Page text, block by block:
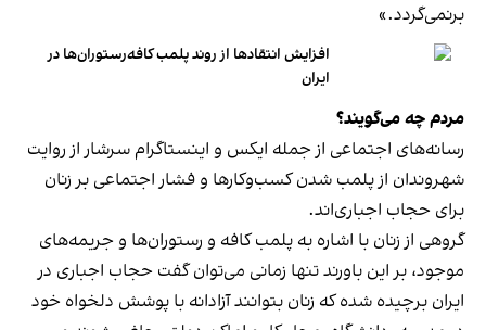
برنمی‎‌گردد.»
افزایش انتقادها از روند پلمب کافه‌رستوران‌ها در
ایران
مردم چه می‌گویند؟
رسانه‎‌های اجتماعی از جمله ایکس و اینستاگرام سرشار از روایت
شهروندان از پلمب شدن کسب‌وکارها و فشار اجتماعی بر زنان
برای حجاب اجباری‌اند.
گروهی از زنان با اشاره به پلمب کافه و رستوران‌ها و جریمه‌های
موجود، بر این باورند تنها زمانی می‌توان گفت حجاب اجباری در
ایران برچیده شده که زنان بتوانند آزادانه با پوشش دلخواه خود